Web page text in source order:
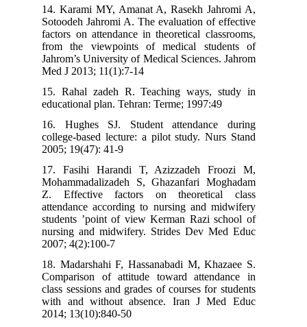
14. Karami MY, Amanat A, Rasekh Jahromi A,
Sotoodeh Jahromi A. The evaluation of effective
factors on attendance in theoretical classrooms,
from the viewpoints of medical students of
Jahrom’s University of Medical Sciences. Jahrom
Med J 2013; 11(1):7-14
15. Rahal zadeh R. Teaching ways, study in
educational plan. Tehran: Terme; 1997:49
16. Hughes SJ. Student attendance during
college-based lecture: a pilot study. Nurs Stand
2005; 19(47): 41-9
17. Fasihi Harandi T, Azizzadeh Froozi M,
Mohammadalizadeh S, Ghazanfari Moghadam
Z. Effective factors on theoretical class
attendance according to nursing and midwifery
students ’point of view Kerman Razi school of
nursing and midwifery. Strides Dev Med Educ
2007; 4(2):100-7
18. Madarshahi F, Hassanabadi M, Khazaee S.
Comparison of attitude toward attendance in
class sessions and grades of courses for students
with and without absence. Iran J Med Educ
2014; 13(10):840-50